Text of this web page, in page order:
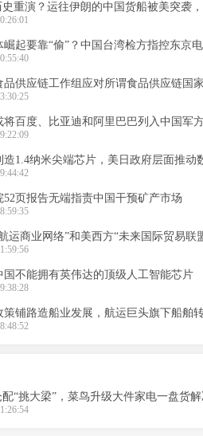
将百度、比亚迪和阿里巴巴列入中国军
52页报告无端指责中国干预矿产市场
国不能拥有英伟达的顶级人工智能芯片